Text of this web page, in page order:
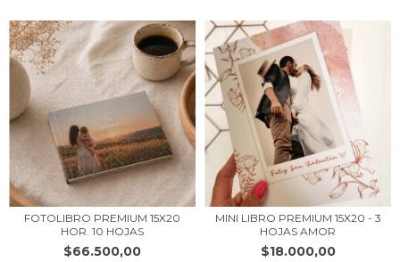
FOTOLIBRO PREMIUM 15X20
HOR. 10 HOJAS
$66.500,00
MINI LIBRO PREMIUM 15X20 - 3
HOJAS AMOR
$18.000,00